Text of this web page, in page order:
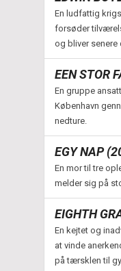
En ludfattig
forsøder
og bliver senere
EEN STOR
En gruppe
København
nedture.
EGY NAP
En mor til tre
melder sig på
EIGHTH
En kejtet og
at vinde
på tærsklen til